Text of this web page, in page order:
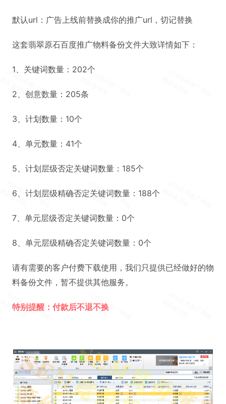
默认url：广告上线前替换成你的推广url，切记替换
这套翡翠原石百度推广物料备份文件大致详情如下：
1、关键词数量：202个
2、创意数量：205条
3、计划数量：10个
4、单元数量：41个
5、计划层级否定关键词数量：185个
6、计划层级精确否定关键词数量：188个
7、单元层级否定关键词数量：0个
8、单元层级精确否定关键词数量：0个
请有需要的客户付费下载使用，我们只提供已经做好的物
料备份文件，暂不提供其他服务。
特别提醒：付款后不退不换